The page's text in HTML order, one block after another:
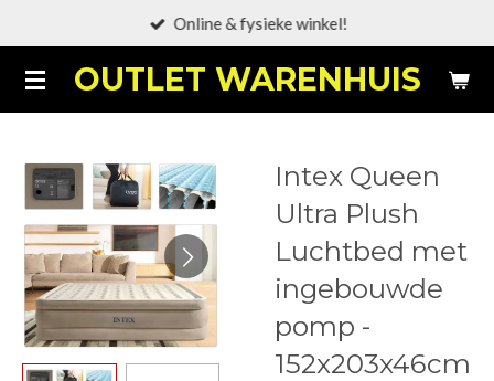
naar
de
OUTLET WARENHUIS
Online & fysieke winkel!
Intex Queen
Ultra Plush
Luchtbed met
ingebouwde
pomp -
152x203x46cm